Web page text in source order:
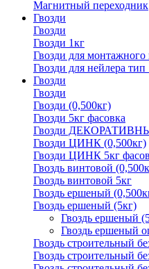
Магнитный переходник
Гвозди
Гвозди
Гвозди 1кг
Гвозди для монтажного
Гвозди для нейлера тип
Гвозди
Гвозди
Гвозди (0,500кг)
Гвозди 5кг фасовка
Гвозди
Гвозди ЦИНК (0,500кг)
Гвозди ЦИНК 5кг
Гвоздь винтовой
Гвоздь винтовой 5кг
Гвоздь ершеный
Гвоздь ершеный (5кг)
Гвоздь ершеный
Гвоздь ершеный
Гвоздь строительный
Гвоздь строительный